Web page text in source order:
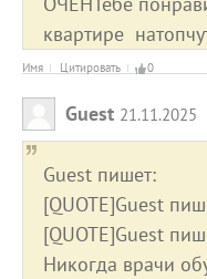
квартире
Имя Цитировать 0
Guest 21.11.2025
Guest пишет:
[QUOTE]Guest
[QUOTE]Guest
Никогда врачи